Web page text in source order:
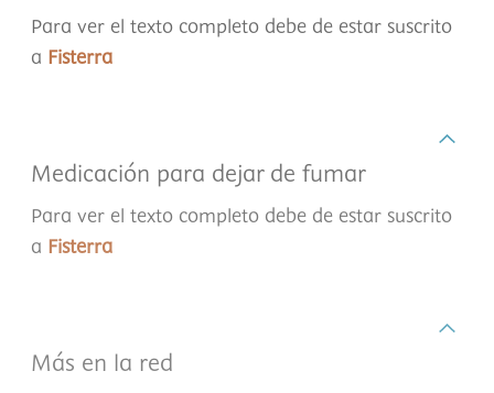
Para ver el texto completo debe de estar suscrito
a Fisterra
Medicación para dejar de fumar
Para ver el texto completo debe de estar suscrito
a Fisterra
Más en la red